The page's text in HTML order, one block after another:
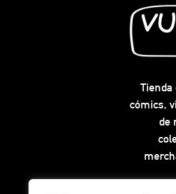
Tienda
cómics,
de